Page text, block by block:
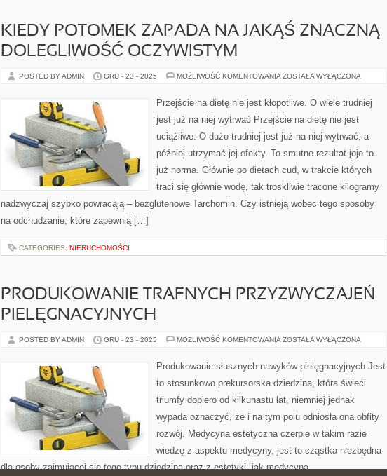
KIEDY POTOMEK ZAPADA NA JAKĄŚ ZNACZNĄ
DOLEGLIWOŚĆ OCZYWISTYM
POSTED BY ADMIN GRU - 23 - 2025 MOŻLIWOŚĆ KOMENTOWANIA KIEDY
NA
JAKĄŚ
DOLEGLIWOŚĆ
ZOSTAŁA WYŁĄCZONA
Przejście na dietę nie jest kłopotliwe. O wiele trudniej
jest już na niej wytrwać Przejście na dietę nie jest
uciążliwe. O dużo trudniej jest już na niej wytrwać, a
później utrzymać jej efekty. To smutne rezultat jojo to
już norma. Głównie po dietach cud, w trakcie których
traci się głównie wodę, tak troskliwie tracone kilogramy
nadzwyczaj szybko powracają – bezglutenowe Tarchomin. Czy istnieją wobec tego sposoby
na odchudzanie, które zapewnią […]
CATEGORIES: NIERUCHOMOŚCI
PRODUKOWANIE TRAFNYCH PRZYZWYCZAJEŃ
PIELĘGNACYJNYCH
POSTED BY ADMIN GRU - 23 - 2025 MOŻLIWOŚĆ KOMENTOWANIA PRODUKOWANIE
PIELĘGNACYJNYCH
ZOSTAŁA WYŁĄCZONA
Produkowanie słusznych nawyków pielęgnacyjnych Jest
to stosunkowo prekursorska dziedzina, która świeci
triumfy dopiero od kilkunastu lat, niemniej jednak
wypada oznaczyć, że i na tym polu odniosła ona obfity
rozwój. Medycyna estetyczna czerpie w takim razie
wiedzę z aspektu medycyny, jest to cząstka niezbędna
dla osoby zajmującej się tego typu dziedziną oraz z estetyki, jak medycyna